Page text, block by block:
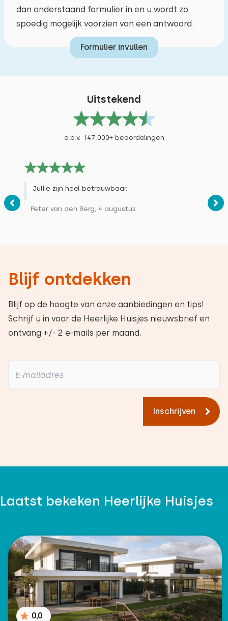
Verhard en trapvrij toegangspad
Parkeren bij de woning
Extra's:
Ruimte voor extra kinderbed
dan onderstaand formulier in en u wordt zo
spoedig mogelijk voorzien van een antwoord.
Formulier invullen
Uitstekend
o.b.v. 147.000+ beoordelingen
Jullie zijn heel betrouwbaar.
Peter van den Berg, 4 augustus
Blijf ontdekken
Blijf op de hoogte van onze aanbiedingen en tips!
Schrijf u in voor de Heerlijke Huisjes nieuwsbrief en
ontvang +/- 2 e-mails per maand.
Inschrijven
Laatst bekeken Heerlijke Huisjes
0,0